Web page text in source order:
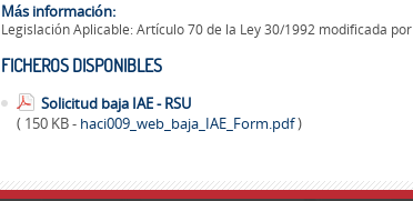
Más información:
Legislación Aplicable: Artículo 70 de la Ley 30/1992 modificada por
FICHEROS DISPONIBLES
Solicitud baja IAE - RSU
( 150 KB - haci009_web_baja_IAE_Form.pdf)